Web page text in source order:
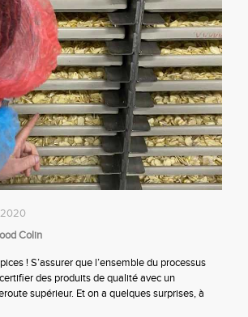
Colin
! S’assurer que l’ensemble du processus
des produits de qualité avec un
supérieur. Et on a quelques surprises, à